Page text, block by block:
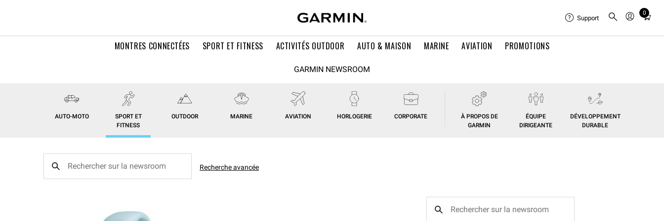
MONTRES CONNECTÉES SPORT ET FITNESS ACTIVITÉS OUTDOOR AUTO & MAISON MARINE AVIATION PROMOTIONS
Support
0
Total
in
GARMIN NEWSROOM
AUTO-MOTO
SPORT ET
FITNESS
OUTDOOR MARINE AVIATION HORLOGERIE CORPORATE
À PROPOS DE
GARMIN
ÉQUIPE
DIRIGEANTE
DÉVELOPPEMENT
DURABLE
Recherche avancée